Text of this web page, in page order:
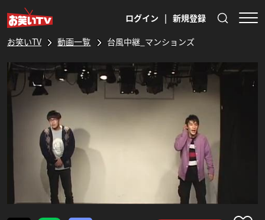
ログイン | 新規登録
お笑いTV 動画一覧 台風中継_マンションズ